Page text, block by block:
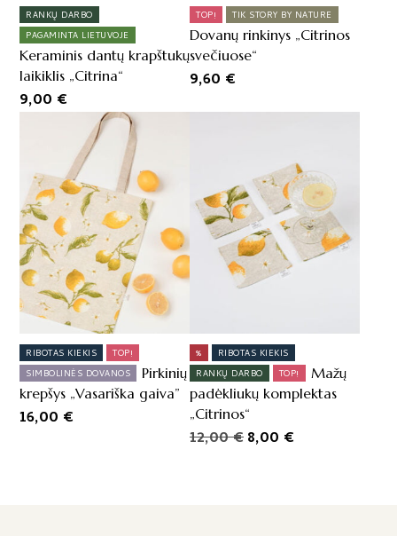
RANKŲ DARBO
PAGAMINTA LIETUVOJE
Keraminis dantų krapštukų
laikiklis „Citrina“
9,00 €
TOP! TIK STORY BY NATURE
Dovanų rinkinys „Citrinos
svečiuose“
9,60 €
RIBOTAS KIEKIS
TOP!
SIMBOLINĖS DOVANOS
Pirkinių
krepšys „Vasariška gaiva”
16,00 €
%
RIBOTAS KIEKIS
RANKŲ DARBO
TOP!
Mažų
padėkliukų komplektas
„Citrinos“
12,00€Original
8,00 €